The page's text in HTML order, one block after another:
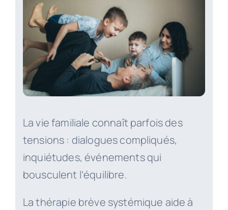
La vie familiale connaît parfois des
tensions : dialogues compliqués,
inquiétudes, événements qui
bousculent l’équilibre.
La thérapie brève systémique aide à